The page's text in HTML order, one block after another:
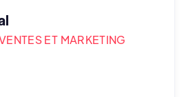
ET MARKETING